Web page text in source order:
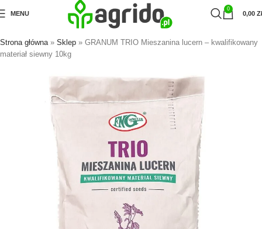
MENU
0
0,00
Strona główna» Sklep » GRANUM TRIO Mieszanina lucern – kwalifikowany
materiał siewny 10kg